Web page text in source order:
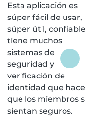
Esta aplicación es
súper fácil de usar,
súper útil,
tiene muchos
sistemas de
seguridad y
verificación de
identidad que
que los miembros
sientan seguros.